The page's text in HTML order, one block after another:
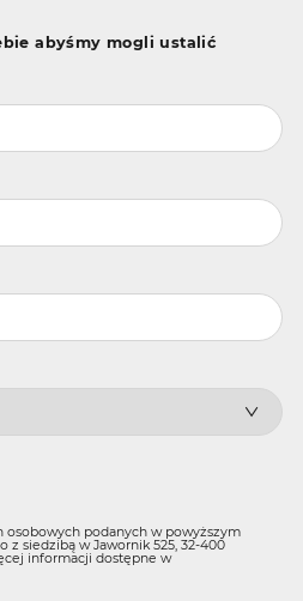
abyśmy mogli ustalić
podanych w powyższym
z siedzibą w Jawornik 525, 32-400
informacji dostępne w